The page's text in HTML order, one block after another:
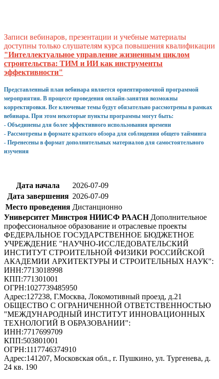
Записи вебинаров, презентации и учебные материалы
доступны только слушателям курса повышения квалификации
"Интеллектуальное управление жизненным циклом
строительства: ТИМ и ИИ как инструменты
эффективности"
Представленный план вебинара является ориентировочной программой
мероприятия. В процессе проведения онлайн-занятия возможны
корректировки. Все ключевые темы будут обязательно рассмотрены в рамках
вебинара. При этом некоторые пункты программы могут быть:
- Объединены для более эффективного использования времени
- Рассмотрены в формате краткого обзора для соблюдения общего тайминга
- Перенесены в формат дополнительных материалов для самостоятельного
изучения
Дата начала
2026-07-09
Дата завершения 2026-07-09
Место проведения Дистанционно
Университет Минстроя НИИСФ РААСН Дополнительное
профессиональное образование и отраслевые проекты
ФЕДЕРАЛЬНОЕ ГОСУДАРСТВЕННОЕ БЮДЖЕТНОЕ
УЧРЕЖДЕНИЕ "НАУЧНО-ИССЛЕДОВАТЕЛЬСКИЙ
ИНСТИТУТ СТРОИТЕЛЬНОЙ ФИЗИКИ РОССИЙСКОЙ
АКАДЕМИИ АРХИТЕКТУРЫ И СТРОИТЕЛЬНЫХ НАУК":
ИНН:7713018998
КПП:771301001
ОГРН:1027739485950
Адрес:127238, Г.Москва, Локомотивный проезд, д.21
ОБЩЕСТВО С ОГРАНИЧЕННОЙ ОТВЕТСТВЕННОСТЬЮ
"МЕЖДУНАРОДНЫЙ ИНСТИТУТ ИННОВАЦИОННЫХ
ТЕХНОЛОГИЙ В ОБРАЗОВАНИИ":
ИНН:7717699709
КПП:503801001
ОГРН:1117746374910
Адрес:141207, Московская обл., г. Пушкино, ул. Тургенева, д.
24 кв. 190